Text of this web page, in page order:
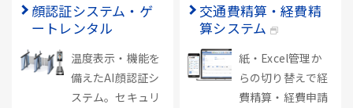
顔認証システム・ゲ
ートレンタル
温度表示・機能を
備えたAI顔認証シ
ステム。セキュリ
交通費精算・経費精
算システム
紙・Excel管理か
らの切り替えで経
費精算・経費申請